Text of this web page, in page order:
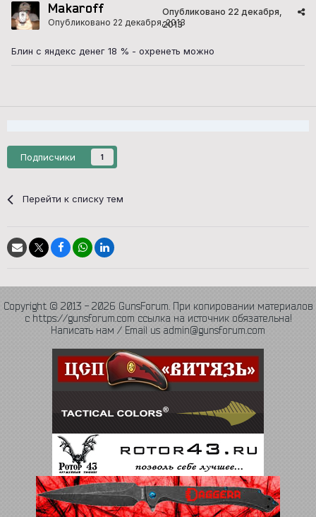
Makaroff
Опубликовано 22 декабря, 2013
Опубликовано 22 декабря,
2013
Блин с яндекс денег 18 % - охренеть можно
Подписчики 1
Перейти к списку тем
Copyright © 2013 - 2026 GunsForum. При копировании материалов
с https://gunsforum.com ссылка на источник обязательна!
Написать нам / Email us admin@gunsforum.com